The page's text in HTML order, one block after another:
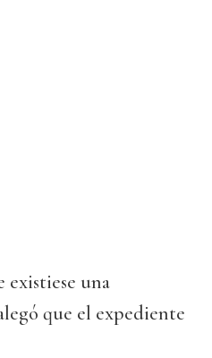
existiese una
que el expediente